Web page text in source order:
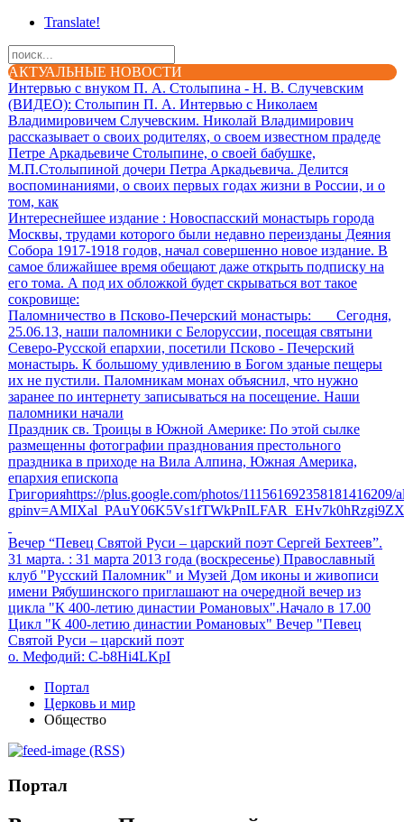
Translate!
АКТУАЛЬНЫЕ НОВОСТИ
Интервью с внуком П. А. Столыпина - Н. В. Случевским
(ВИДЕО): Столыпин П. А. Интервью с Николаем
Владимировичем Случевским. Николай Владимирович
рассказывает о своих родителях, о своем известном прадеде
Петре Аркадьевиче Столыпине, о своей бабушке,
М.П.Столыпиной дочери Петра Аркадьевича. Делится
воспоминаниями, о своих первых годах жизни в России, и о
том, как
Интереснейшее издание : Новоспасский монастырь города
Москвы, трудами которого были недавно переизданы Деяния
Собора 1917-1918 годов, начал совершенно новое издание. В
самое ближайшее время обещают даже открыть подписку на
его тома. А под их обложкой будет скрываться вот такое
сокровище:
Паломничество в Псково-Печерский монастырь: Сегодня,
25.06.13, наши паломники с Белоруссии, посещая святыни
Северо-Русской епархии, посетили Псково - Печерский
монастырь. К большому удивлению в Богом зданые пещеры
их не пустили. Паломникам монах объяснил, что нужно
заранее по интернету записываться на посещение. Наши
паломники начали
Праздник св. Троицы в Южной Америке: По этой сылке
размещенны фотографии празднования престольного
праздника в приходе на Вила Алпина, Южная Америка,
епархия епископа
Григорияhttps://plus.google.com/photos/111561692358181416209/
Вечер “Певец Святой Руси – царский поэт Сергей Бехтеев”.
31 марта. : 31 марта 2013 года (воскресенье) Православный
клуб "Русский Паломник" и Музей Дом иконы и живописи
имени Рябушинского приглашают на очередной вечер из
цикла "К 400-летию династии Романовых".Начало в 17.00
Цикл "К 400-летию династии Романовых" Вечер "Певец
Святой Руси – царский поэт
о. Мефодий: C-b8Hi4LKpI
Портал
Церковь и мир
Общество
(RSS)
Портал